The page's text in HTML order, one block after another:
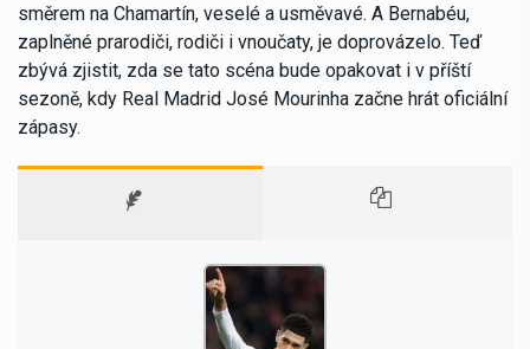
směrem na Chamartín, veselé a usměvavé. A Bernabéu,
zaplněné prarodiči, rodiči i vnoučaty, je doprovázelo. Teď
zbývá zjistit, zda se tato scéna bude opakovat i v příští
sezoně, kdy Real Madrid José Mourinha začne hrát oficiální
zápasy.